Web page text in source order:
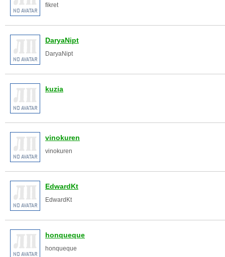
fikret
DaryaNipt
DaryaNipt
kuzia
vinokuren
vinokuren
EdwardKt
EdwardKt
honqueque
honqueque